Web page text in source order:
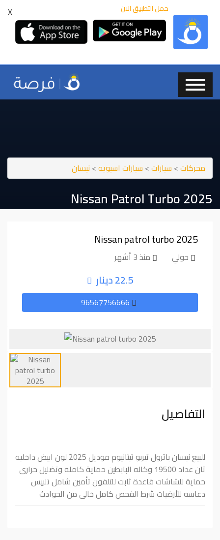
X حمل التطبيق الان
محركات> سيارات> سيارات اسيويه> نيسان
Nissan Patrol Turbo 2025
Nissan patrol turbo 2025
حولي منذ 3 أشهر
22.5 دينار
التفاصيل
للبیع نیسان باترول تیربو تیتانیوم مودیل 2025 لون ابیض داخلیه
تان عداد 19500 وکاله البابطین حماية کامله وتضلیل حرارى
حماية للشاشات قاعدة ثابت للتلفون تأمين شامل تلبیس
دعاسه للأرضيات شرط الفحص كامل خالى من الحوادث